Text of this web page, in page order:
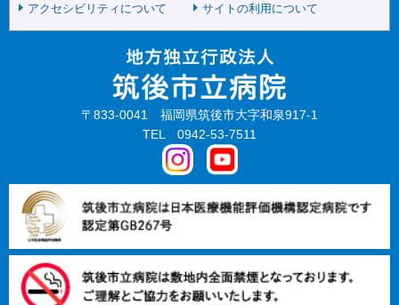
アクセシビリティについて
サイトの利用について
〒833-0041 福岡県筑後市大字和泉917-1
TEL 0942-53-7511